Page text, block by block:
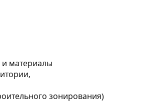
и материалы
зонирования)